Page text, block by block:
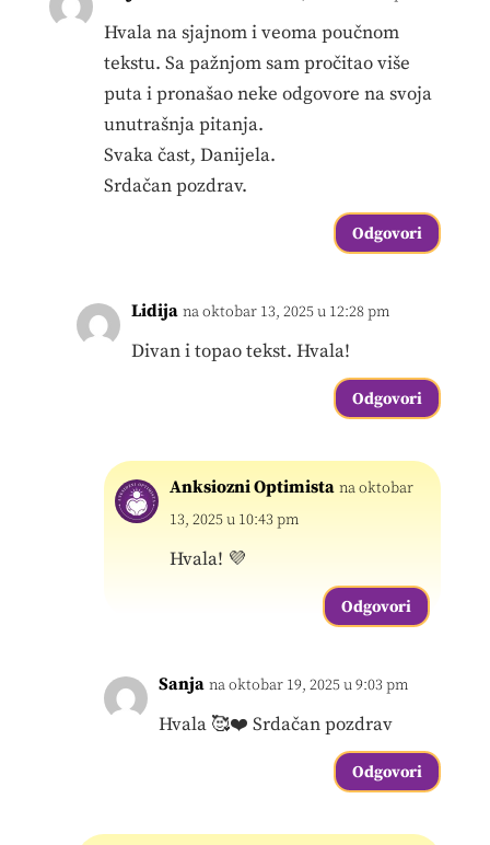
Hvala na sjajnom i veoma poučnom
tekstu. Sa pažnjom sam pročitao više
puta i pronašao neke odgovore na svoja
unutrašnja pitanja.
Svaka čast, Danijela.
Srdačan pozdrav.
Odgovori
Lidija na oktobar 13, 2025 u 12:28 pm
Divan i topao tekst. Hvala!
Odgovori
Anksiozni Optimista na oktobar
13, 2025 u 10:43 pm
Hvala! 💜
Odgovori
Sanja na oktobar 19, 2025 u 9:03 pm
Hvala 🥰❤️ Srdačan pozdrav
Odgovori